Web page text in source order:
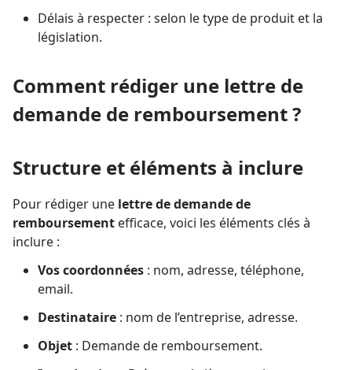
Délais à respecter : selon le type de produit et la
législation.
Comment rédiger une lettre de
demande de remboursement ?
Structure et éléments à inclure
Pour rédiger une lettre de demande de
remboursement efficace, voici les éléments clés à
inclure :
Vos coordonnées : nom, adresse, téléphone,
email.
Destinataire : nom de l’entreprise, adresse.
Objet : Demande de remboursement.